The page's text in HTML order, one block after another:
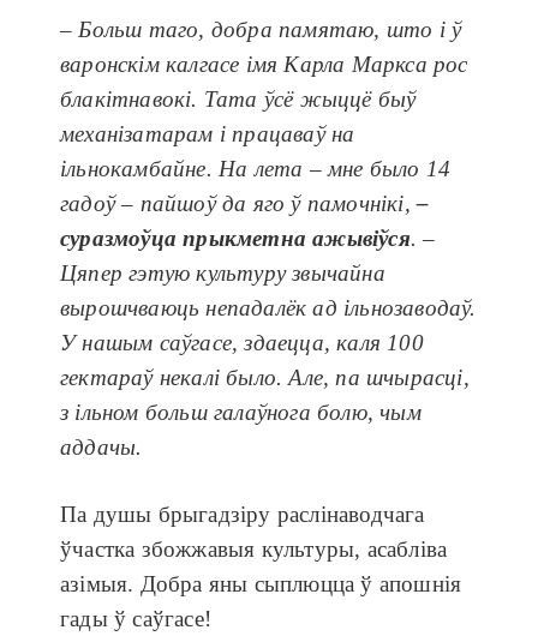
– Больш таго, добра памятаю, што і ў
варонскім калгасе імя Карла Маркса рос
блакітнавокі. Тата ўсё жыццё быў
механізатарам і працаваў на
ільнокамбайне. На лета – мне было 14
гадоў – пайшоў да яго ў памочнікі,–
суразмоўца прыкметна ажывіўся. –
Цяпер гэтую культуру звычайна
вырошчваюць непадалёк ад ільнозаводаў.
У нашым саўгасе, здаецца, каля 100
гектараў некалі было. Але, па шчырасці,
з ільном больш галаўнога болю, чым
аддачы.
Па душы брыгадзіру раслінаводчага
ўчастка збожжавыя культуры, асабліва
азімыя. Добра яны сыплюцца ў апошнія
гады ў саўгасе!